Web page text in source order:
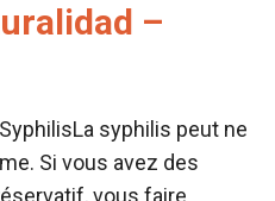
–
syphilis peut ne
Si vous avez des
vous faire